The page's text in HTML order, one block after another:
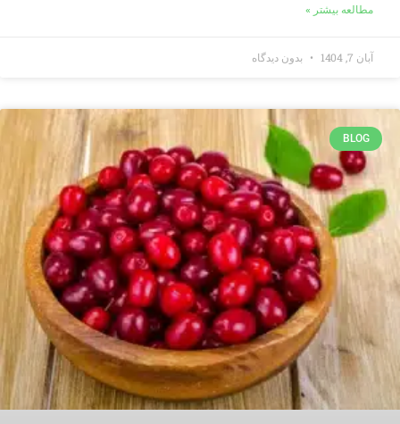
مطالعه بیشتر »
آبان 7, 1404 بدون دیدگاه
BLOG